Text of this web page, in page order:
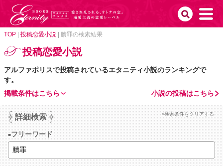
TOP 投稿恋愛小説 贖罪の検索結果
投稿恋愛小説
アルファポリスで投稿されているエタニティ小説のランキングで
す。
小説の投稿はこちら
掲載条件はこちら
詳細検索 ×検索条件をクリアする
フリーワード